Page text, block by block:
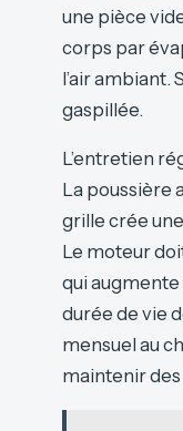
une pièce
corps par
l’air ambiant.
gaspillée.
L’entretien
La poussière
grille crée
Le moteur
qui
durée de vie
mensuel au
maintenir